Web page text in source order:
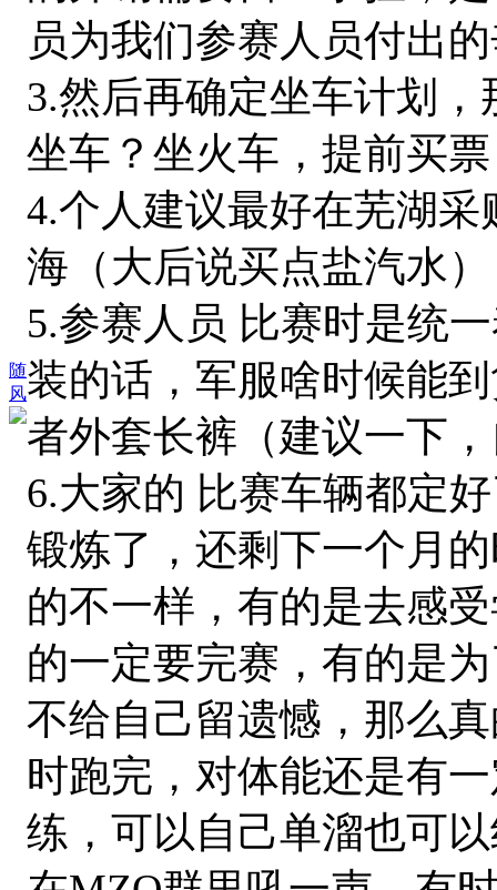
随
风
员为我们参赛人员付出
3.然后再确定坐车计划
坐车？坐火车，提前买
4.个人建议最好在芜湖
海（大后说买点盐汽水）
5.参赛人员 比赛时是统
装的话，军服啥时候能
者外套长裤（建议一下
6.大家的 比赛车辆都定
锻炼了，还剩下一个月
的不一样，有的是去感
的一定要完赛，有的是
不给自己留遗憾，那么
时跑完，对体能还是有
练，可以自己单溜也可